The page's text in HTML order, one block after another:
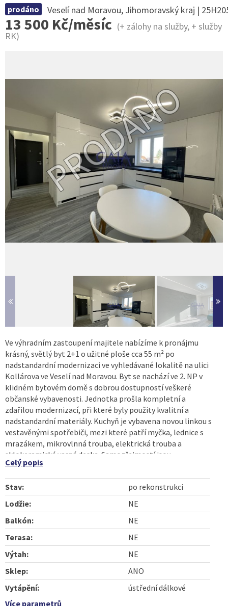
prodáno Veselí nad Moravou, Jihomoravský kraj |
13 500 Kč/měsíc (+ zálohy na služby, + služby
RK)
Ve výhradním zastoupení majitele nabízíme k pronájmu
krásný, světlý byt 2+1 o užitné ploše cca 55 m² po
nadstandardní modernizaci ve vyhledávané lokalitě na ulici
Kollárova ve Veselí nad Moravou. Byt se nachází ve 2. NP v
klidném bytovém domě s dobrou dostupností veškeré
občanské vybavenosti. Jednotka prošla kompletní a
zdařilou modernizací, při které byly použity kvalitní a
nadstandardní materiály. Kuchyň je vybavena novou linkou s
vestavěnými spotřebiči, mezi které patří myčka, lednice s
mrazákem, mikrovlnná trouba, elektrická trouba a
sklokeramická varná deska. Samozřejmostí jsou
bezpečnostní vstupní dveře a úsporné moderní LED
osvětlení v celém bytě. V nejbližší době budou ještě
nainstalovány žaluzie den – noc. Součástí pronájmu je
veškeré nové vybavení zobrazené na fotografiích. A dále
pračka připojená v koupelně. Dispozice bytu nabízí vstupní
chodbu, velkou samostatnou kuchyni s jídelní části,
prostorný obývací pokoj, ložnici a koupelnu se sprchovým
koutem a toaletou. Součástí pronájmu je užívání zděného
sklepa a kolárny. Byt je volný ihned. Podmínky nájmu: nájem
13.500,--Kč/měsíc, zálohy na služby 3.500,--Kč/měsíc,
vratná kauce 30.000,--Kč, služby RK 17.000,--Kč. Všechny
shora uvedené platby jsou splatné při podpisu smlouvy.
Další platby nájmu a záloh na služby jsou poté splatné vždy
Celý popis
Stav:
po rekonstrukci
Lodžie:
NE
Balkón:
NE
Terasa:
NE
Výtah:
NE
Sklep:
ANO
Vytápění:
ústřední dálkové
Více parametrů